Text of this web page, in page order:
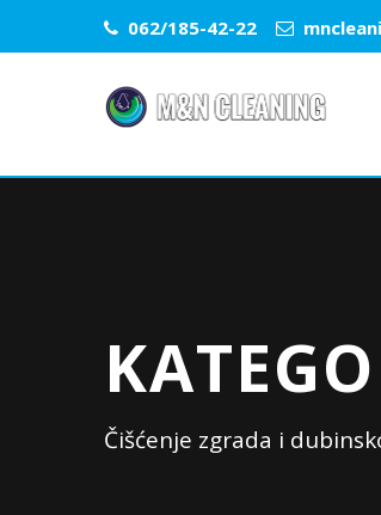
062/185-42-22
Čišćenje zgrada i